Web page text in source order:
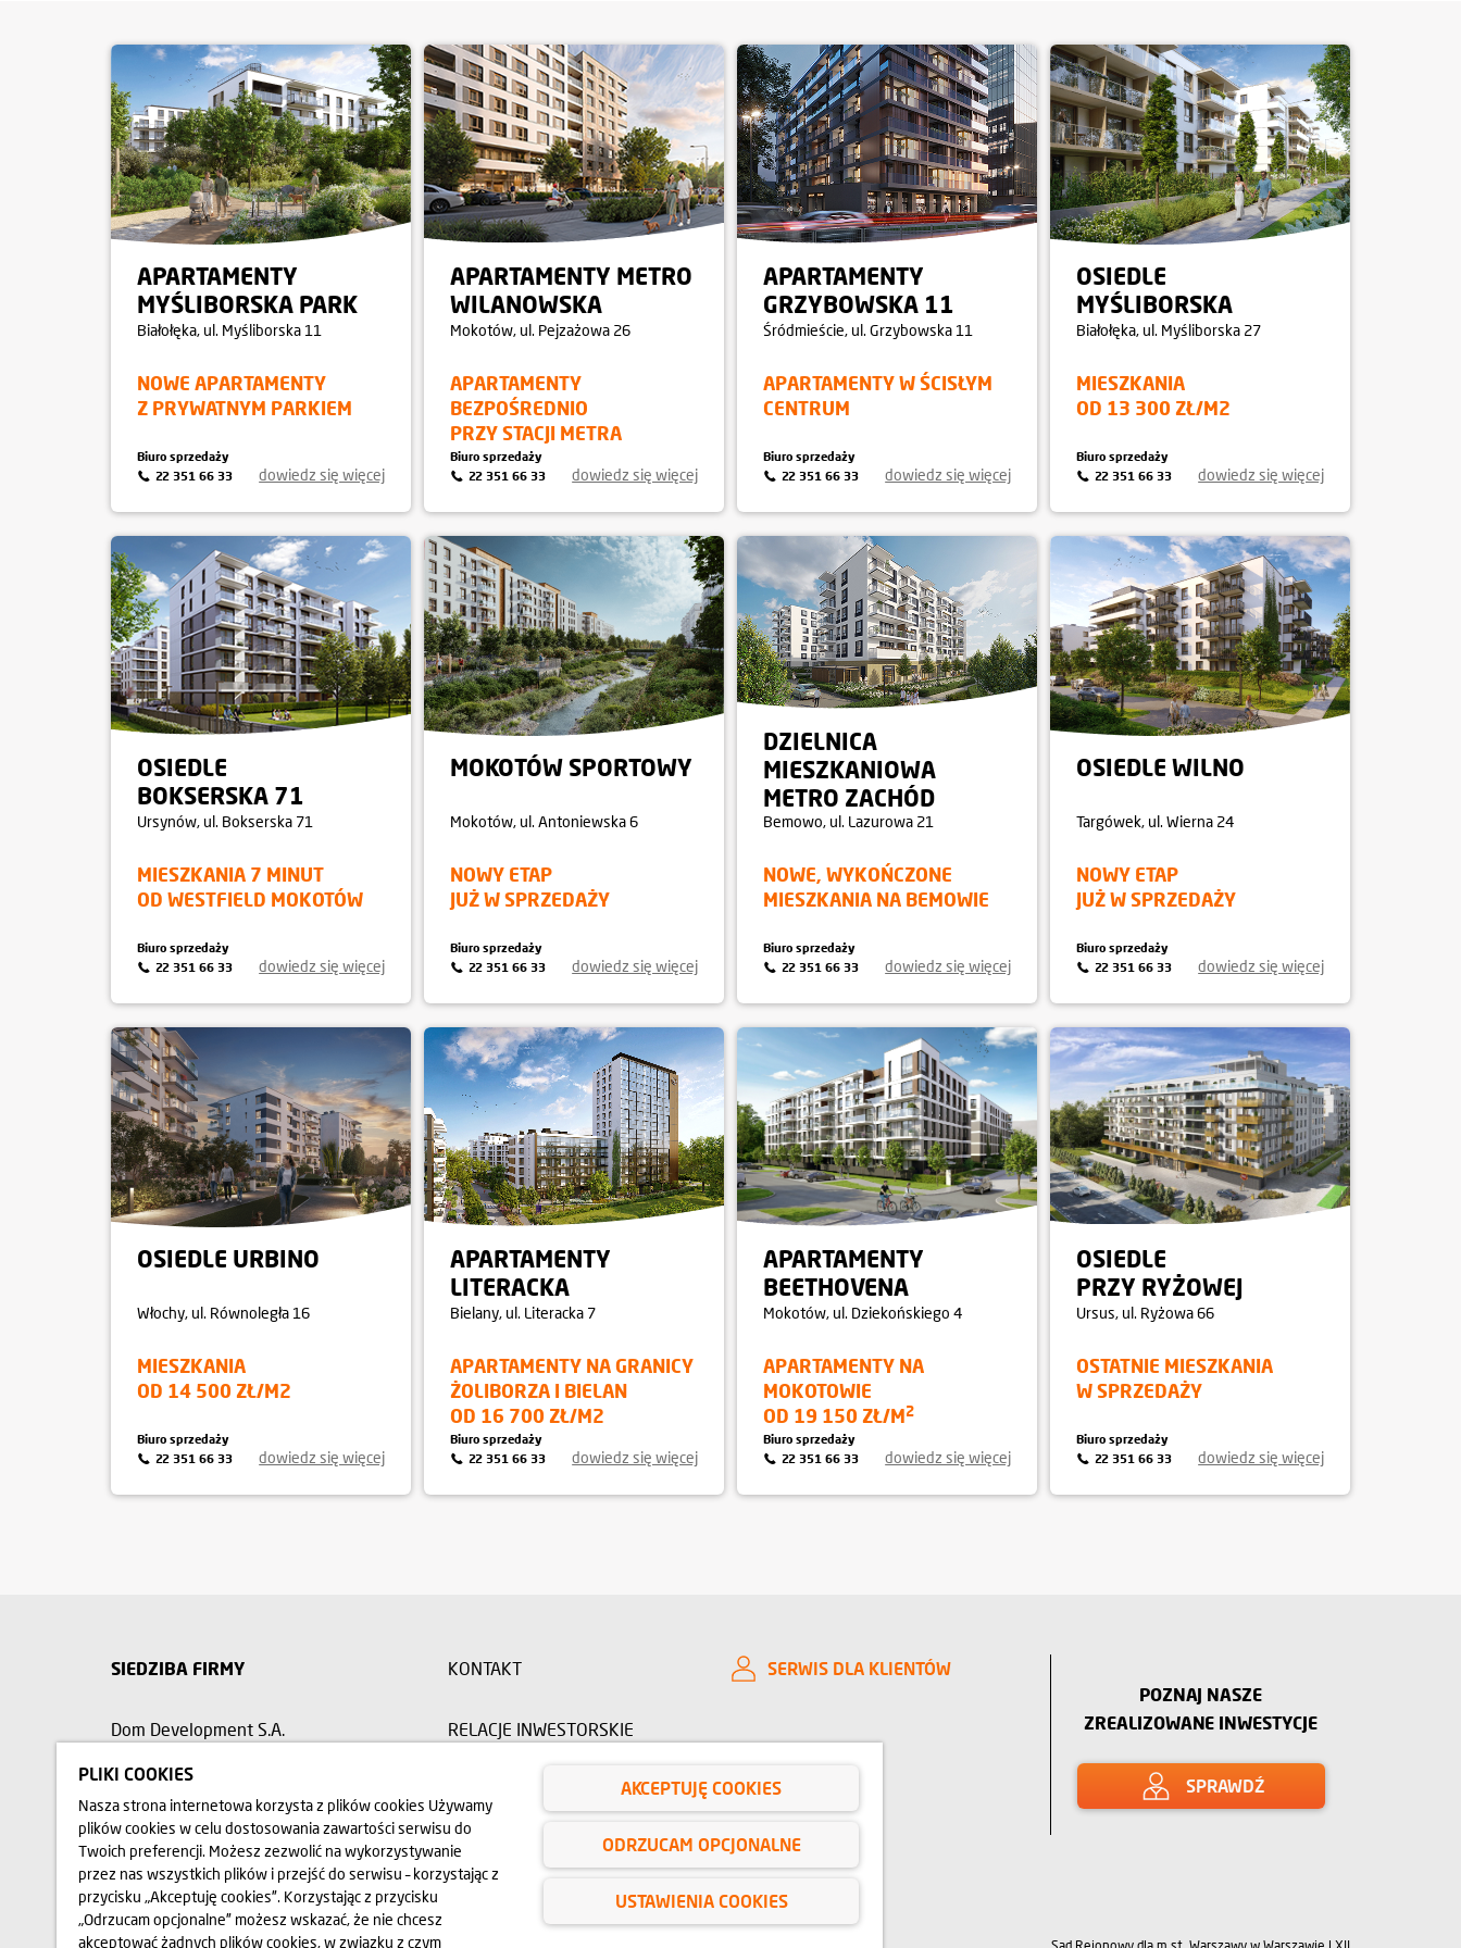
APARTAMENTY
MYŚLIBORSKA PARK
Białołęka, ul. Myśliborska 11
NOWE APARTAMENTY
Z PRYWATNYM PARKIEM
dowiedz się więcej
Biuro sprzedaży
22 351 66 33
APARTAMENTY METRO
WILANOWSKA
Mokotów, ul. Pejzażowa 26
APARTAMENTY
BEZPOŚREDNIO
PRZY STACJI METRA
dowiedz się więcej
Biuro sprzedaży
22 351 66 33
APARTAMENTY
GRZYBOWSKA 11
Śródmieście, ul. Grzybowska 11
APARTAMENTY W ŚCISŁYM
CENTRUM
dowiedz się więcej
Biuro sprzedaży
22 351 66 33
OSIEDLE
MYŚLIBORSKA
Białołęka, ul. Myśliborska 27
MIESZKANIA
OD 13 300 ZŁ/M2
dowiedz się więcej
Biuro sprzedaży
22 351 66 33
OSIEDLE
BOKSERSKA 71
Ursynów, ul. Bokserska 71
MIESZKANIA 7 MINUT
OD WESTFIELD MOKOTÓW
dowiedz się więcej
Biuro sprzedaży
22 351 66 33
MOKOTÓW SPORTOWY
Mokotów, ul. Antoniewska 6
NOWY ETAP
JUŻ W SPRZEDAŻY
dowiedz się więcej
Biuro sprzedaży
22 351 66 33
DZIELNICA
MIESZKANIOWA
METRO ZACHÓD
Bemowo, ul. Lazurowa 21
NOWE, WYKOŃCZONE
MIESZKANIA NA BEMOWIE
dowiedz się więcej
Biuro sprzedaży
22 351 66 33
OSIEDLE WILNO
Targówek, ul. Wierna 24
NOWY ETAP
JUŻ W SPRZEDAŻY
dowiedz się więcej
Biuro sprzedaży
22 351 66 33
OSIEDLE URBINO
Włochy, ul. Równoległa 16
MIESZKANIA
OD 14 500 ZŁ/M2
dowiedz się więcej
Biuro sprzedaży
22 351 66 33
APARTAMENTY
LITERACKA
Bielany, ul. Literacka 7
APARTAMENTY NA GRANICY
ŻOLIBORZA I BIELAN
OD 16 700 ZŁ/M2
dowiedz się więcej
Biuro sprzedaży
22 351 66 33
APARTAMENTY
BEETHOVENA
Mokotów, ul. Dziekońskiego 4
APARTAMENTY NA
MOKOTOWIE
OD 19 150 ZŁ/M2
dowiedz się więcej
Biuro sprzedaży
22 351 66 33
OSIEDLE
PRZY RYŻOWEJ
Ursus, ul. Ryżowa 66
OSTATNIE MIESZKANIA
W SPRZEDAŻY
dowiedz się więcej
Biuro sprzedaży
22 351 66 33
POZNAJ NASZE
ZREALIZOWANE INWESTYCJE
SPRAWDŹ
SIEDZIBA FIRMY
Dom Development S.A.
budynek Metropolitan, wejście nr 3
22 351 66 33
SERWIS DLA KLIENTÓW
KONTAKT
RELACJE INWESTORSKIE
O NAS
OPINIE BLOG
PLIKI COOKIES
Nasza strona internetowa korzysta z plików cookies Używamy
plików cookies w celu dostosowania zawartości serwisu do
Twoich preferencji. Możesz zezwolić na wykorzystywanie
przez nas wszystkich plików i przejść do serwisu – korzystając z
przycisku „Akceptuję cookies”. Korzystając z przycisku
„Odrzucam opcjonalne” możesz wskazać, że nie chcesz
akceptować żadnych plików cookies, w związku z czym
AKCEPTUJĘ COOKIES
ODRZUCAM OPCJONALNE
USTAWIENIA COOKIES